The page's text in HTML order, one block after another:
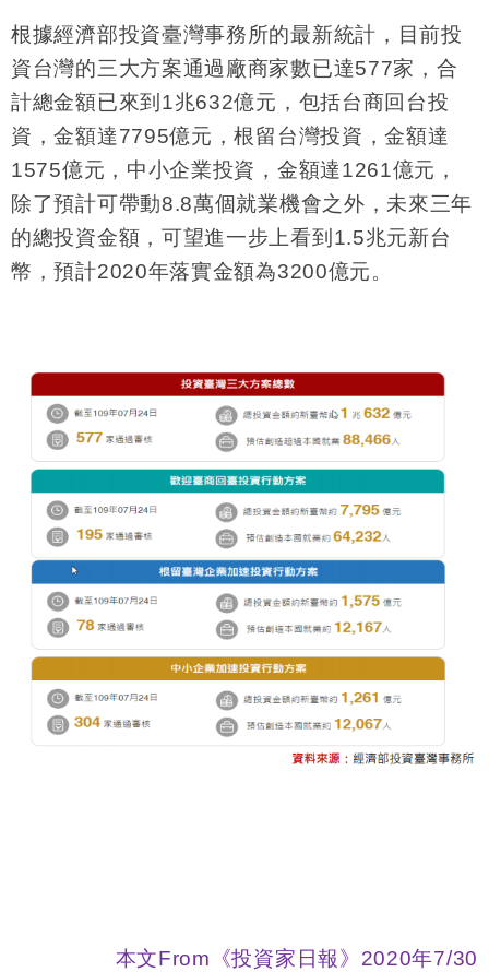
根據經濟部投資臺灣事務所的最新統計，目前投
資台灣的三大方案通過廠商家數已達577家，合
計總金額已來到 1兆632億元，包括台商回台投
資，金額達7795億元，根留台灣投資，金額達
1575億元，中小企業投資，金額達1261億元，
除了預計可帶動8.8萬個就業機會之外，未來三年
的總投資金額，可望進一步上看到 1.5兆元新台
幣，預計2020年落實金額為3200億元。
本文From 《投資家日報》 2020年7/30